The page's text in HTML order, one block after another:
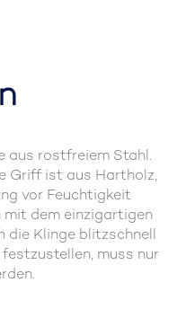
aus rostfreiem Stahl.
Griff ist aus Hartholz,
vor Feuchtigkeit
dem einzigartigen
die Klinge blitzschnell
muss nur